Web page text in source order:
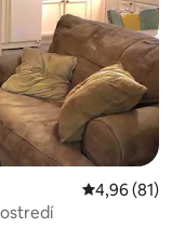
Priemerné
4,96 (81)